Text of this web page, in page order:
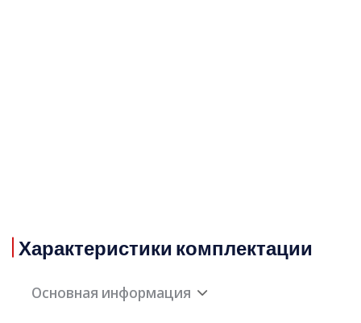
Характеристики комплектации
Основная информация